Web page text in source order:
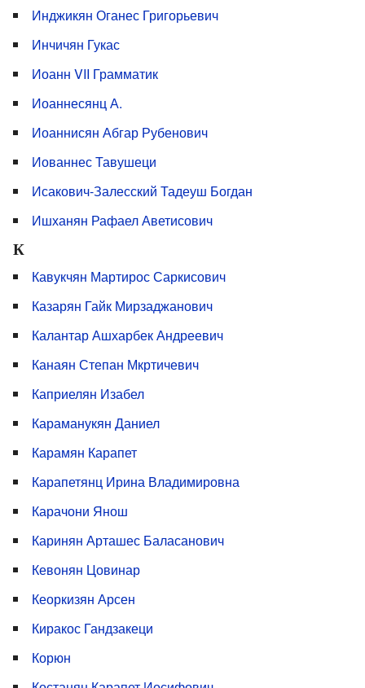
Инджикян Оганес Григорьевич
Инчичян Гукас
Иоанн VII Грамматик
Иоаннесянц А.
Иоаннисян Абгар Рубенович
Иованнес Тавушеци
Исакович-Залесский Тадеуш Богдан
Ишханян Рафаел Аветисович
К
Кавукчян Мартирос Саркисович
Казарян Гайк Мирзаджанович
Калантар Ашхарбек Андреевич
Канаян Степан Мкртичевич
Каприелян Изабел
Караманукян Даниел
Карамян Карапет
Карапетянц Ирина Владимировна
Карачони Янош
Каринян Арташес Баласанович
Кевонян Цовинар
Кеоркизян Арсен
Киракос Гандзакеци
Корюн